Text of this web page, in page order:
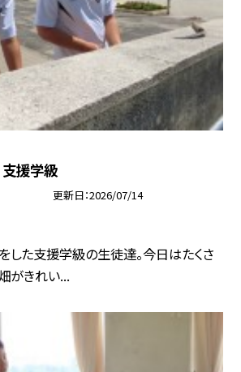
援学級
更新日 2026/07/14
した支援学級の生徒達。今日はたくさ
がきれい...